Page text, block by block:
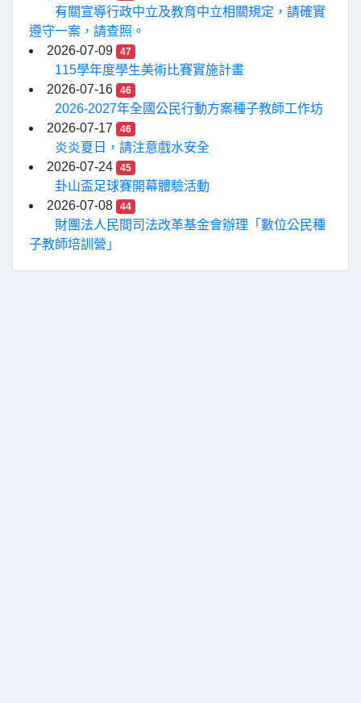
有關宣導行政中立及教育中立相關規定，請確實
遵守一案，請查照。
2026-07-09
47
115學年度學生美術比賽實施計畫
2026-07-16
46
2026-2027年全國公民行動方案種子教師工作坊
2026-07-17
46
炎炎夏日，請注意戲水安全
2026-07-24
45
卦山盃足球賽開幕體驗活動
2026-07-08
44
財團法人民間司法改革基金會辦理「數位公民種
子教師培訓營」